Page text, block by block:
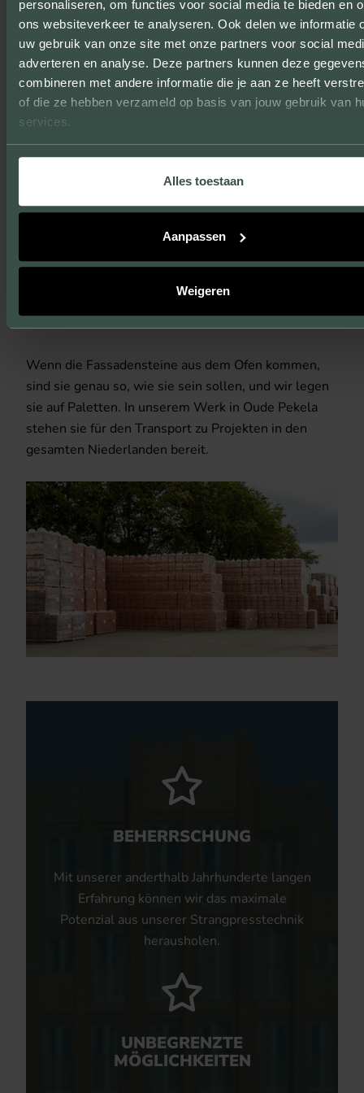
personaliseren, om functies voor social media te bieden en
ons websiteverkeer te analyseren. Ook delen we informatie
uw gebruik van onze site met onze partners voor social
adverteren en analyse. Deze partners kunnen deze
combineren met andere informatie die je aan ze heeft
of die ze hebben verzameld op basis van jouw gebruik van
services.
Alles toestaan
Aanpassen
Weigeren
SCHRITT 6: IHRE
FASSADENSTEINE
BEREIT FÜR DEN
TRANSPORT
Wenn die Fassadensteine aus dem Ofen kommen,
sind sie genau so, wie sie sein sollen, und wir legen
sie auf Paletten. In unserem Werk in Oude Pekela
stehen sie für den Transport zu Projekten in den
gesamten Niederlanden bereit.
BEHERRSCHUNG
Mit unserer anderthalb Jahrhunderte langen
Erfahrung können wir das maximale
Potenzial aus unserer Strangpresstechnik
herausholen.
UNBEGRENZTE
MÖGLICHKEITEN